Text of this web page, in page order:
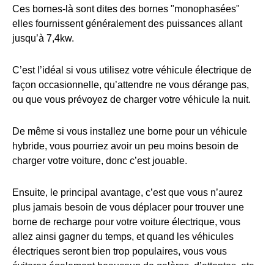
Ces bornes-là sont dites des bornes "monophasées"
elles fournissent généralement des puissances allant
jusqu’à 7,4kw.
C’est l’idéal si vous utilisez votre véhicule électrique de
façon occasionnelle, qu’attendre ne vous dérange pas,
ou que vous prévoyez de charger votre véhicule la nuit.
De même si vous installez une borne pour un véhicule
hybride, vous pourriez avoir un peu moins besoin de
charger votre voiture, donc c’est jouable.
Ensuite, le principal avantage, c’est que vous n’aurez
plus jamais besoin de vous déplacer pour trouver une
borne de recharge pour votre voiture électrique, vous
allez ainsi gagner du temps, et quand les véhicules
électriques seront bien trop populaires, vous vous